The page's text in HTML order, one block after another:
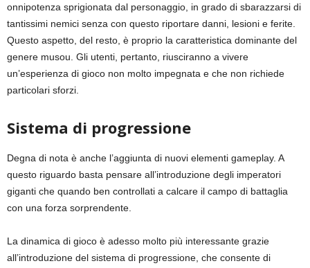
onnipotenza sprigionata dal personaggio, in grado di sbarazzarsi di
tantissimi nemici senza con questo riportare danni, lesioni e ferite.
Questo aspetto, del resto, è proprio la caratteristica dominante del
genere musou. Gli utenti, pertanto, riusciranno a vivere
un’esperienza di gioco non molto impegnata e che non richiede
particolari sforzi.
Sistema di progressione
Degna di nota è anche l’aggiunta di nuovi elementi gameplay. A
questo riguardo basta pensare all’introduzione degli imperatori
giganti che quando ben controllati a calcare il campo di battaglia
con una forza sorprendente.
La dinamica di gioco è adesso molto più interessante grazie
all’introduzione del sistema di progressione, che consente di